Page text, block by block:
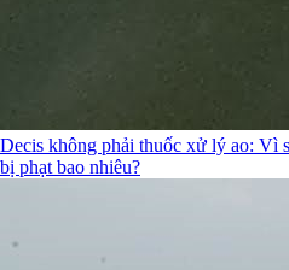
Decis không phải thuốc xử lý ao: Vì
bị phạt bao nhiêu?